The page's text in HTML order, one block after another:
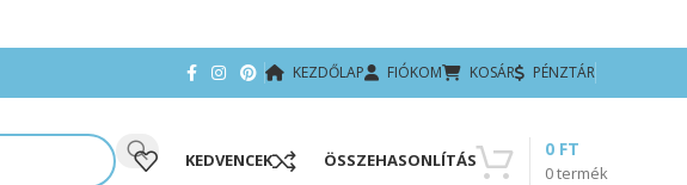
KEZDŐLAP FIÓKOM KOSÁR PÉNZTÁR
KEDVENCEK ÖSSZEHASONLÍTÁS
0termék
0 FT